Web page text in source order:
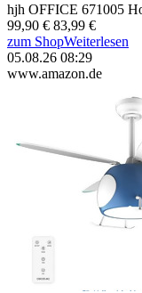
hjh OFFICE 671005
99,90 € 83,99 €
zum ShopWeiterlesen
05.08.26 08:29
www.amazon.de